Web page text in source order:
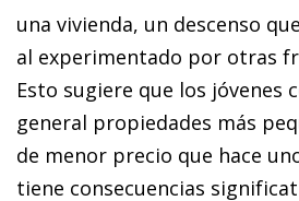
una vivienda, un descenso
al experimentado por otras
Esto sugiere que los jóvenes
general propiedades más
de menor precio que hace
tiene consecuencias